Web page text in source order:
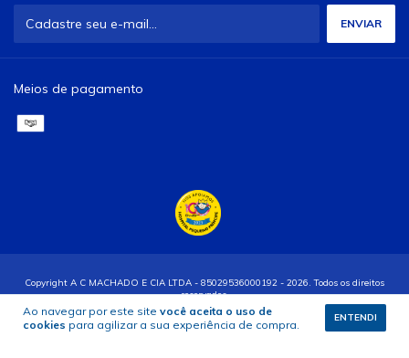
Ao navegar por este site você aceita o uso de
cookies para agilizar a sua experiência de compra.
ENTENDI
Meios de pagamento
Copyright A C MACHADO E CIA LTDA - 85029536000192 - 2026. Todos os direitos
reservados.